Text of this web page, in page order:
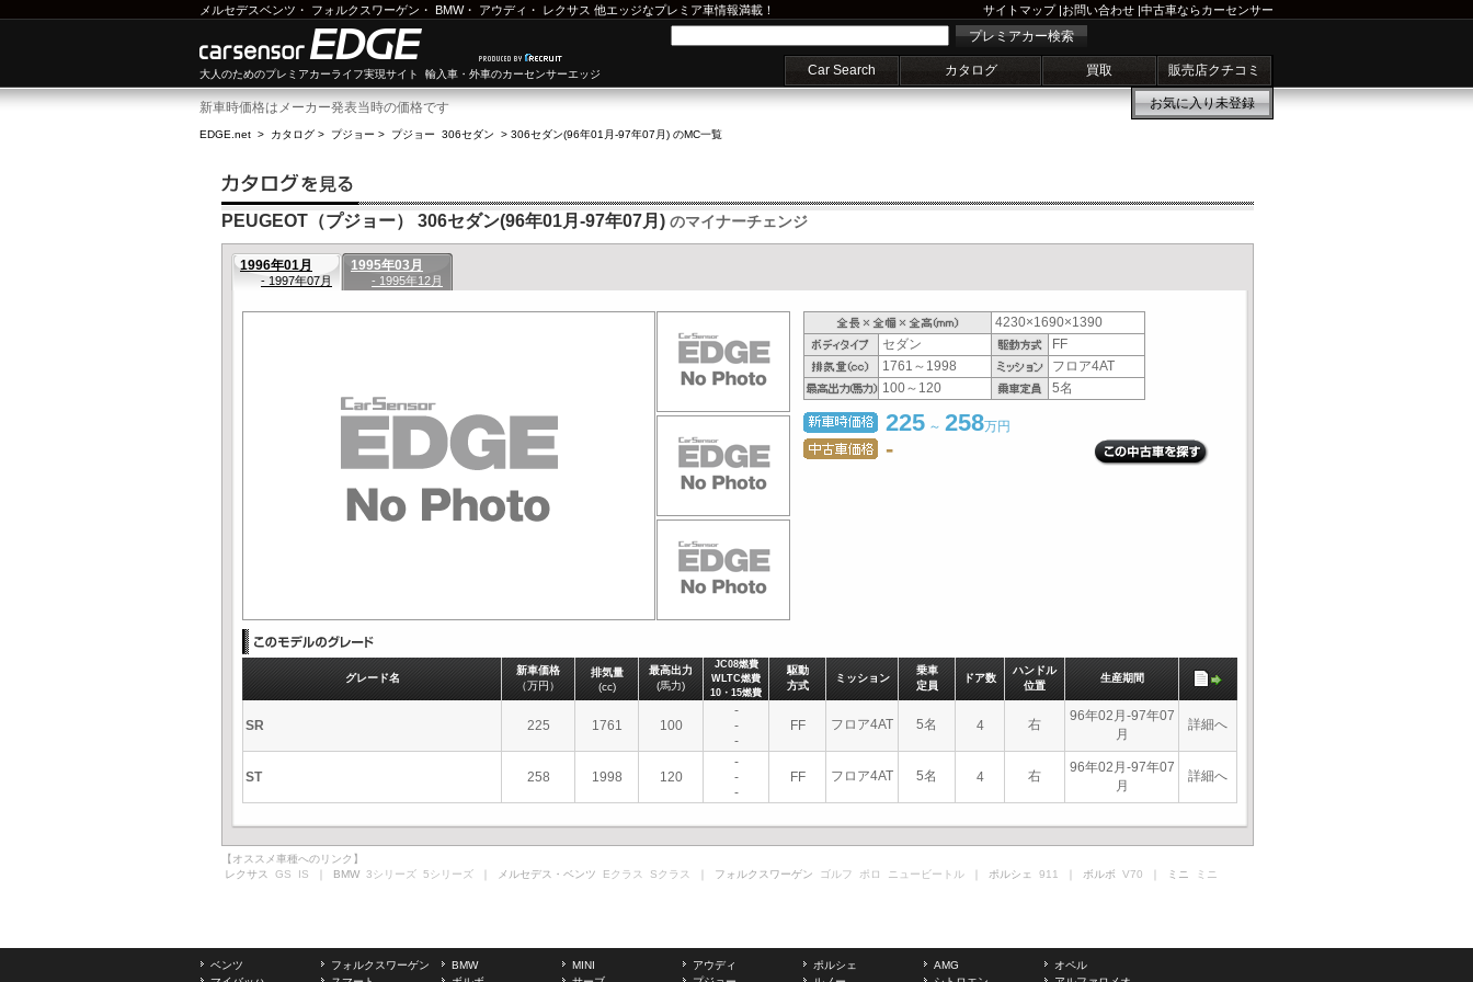
メルセデスベンツ ・ フォルクスワーゲン ・ BMW・ アウディ ・ レクサス 他エッジなプレミア車情報満載！ サイトマップ|お問い合わせ |中古車ならカーセンサー
大人のためのプレミアカーライフ実現サイト 輸入車・外車のカーセンサーエッジ
プレミアカー検索
Car Search カタログ 買取 販売店クチコミ
お気に入り未登録
新車時価格はメーカー発表当時の価格です
EDGE.net > カタログ > プジョー > プジョー 306セダン > 306セダン(96年01月-97年07月) のMC一覧
PEUGEOT（プジョー） 306セダン(96年01月-97年07月) のマイナーチェンジ
1996年01月
- 1997年07月
1995年03月
- 1995年12月
4230×1690×1390
セダン
FF
1761～1998
フロア4AT
100～120
5名
225 ～ 258万円
-
グレード名
新車価格
（万円）
排気量
(cc)
最高出力
(馬力)
JC08燃費
WLTC燃費
10・15燃費
駆動
方式
ミッション
乗車
定員
ドア数
ハンドル
位置
生産期間
SR 225 1761 100
-
-
-
FF フロア4AT 5名 4 右
96年02月-97年07
月
詳細へ
ST 258 1998 120
-
-
-
FF フロア4AT 5名 4 右
96年02月-97年07
月
詳細へ
【オススメ車種へのリンク】
レクサス GS IS ｜ BMW 3シリーズ 5シリーズ ｜ メルセデス・ベンツ Eクラス Sクラス ｜ フォルクスワーゲン ゴルフ ポロ ニュービートル ｜ ポルシェ 911 ｜ ボルボ V70 ｜ ミニ ミニ
ベンツ フォルクスワーゲン BMW MINI アウディ ポルシェ AMG
オペル